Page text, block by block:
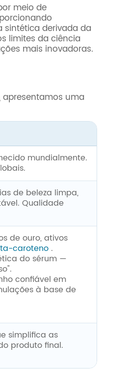
meio de
sintética derivada da
limites da ciência
mais inovadoras.
apresentamos uma
mundialmente.
de beleza limpa,
Qualidade
de ouro, ativos
caroteno.
do sérum —
em
à base de
simplifica as
produto final.